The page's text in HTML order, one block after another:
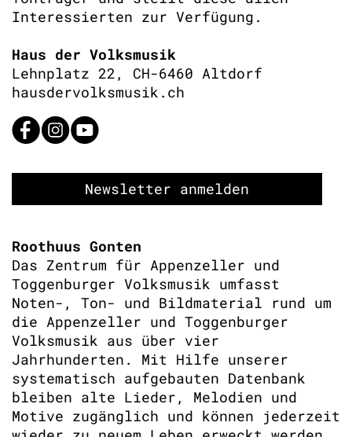
Interessierten zur Verfügung.
Haus der Volksmusik
Lehnplatz 22, CH-6460 Altdorf
hausdervolksmusik.ch
Newsletter anmelden
Roothuus Gonten
Das Zentrum für Appenzeller und
Toggenburger Volksmusik umfasst
Noten-, Ton- und Bildmaterial rund um
die Appenzeller und Toggenburger
Volksmusik aus über vier
Jahrhunderten. Mit Hilfe unserer
systematisch aufgebauten Datenbank
bleiben alte Lieder, Melodien und
Motive zugänglich und können jederzeit